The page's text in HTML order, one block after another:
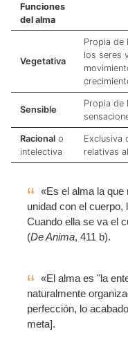
Funciones
del alma
Vegetativa
Propia de
los seres
Sensible
Propia de
Racionalo
intelectiva
Exclusiva
relativas
«Es el alma la que
unidad con el
Cuando ella se va el
(De Anima, 411 b).
«El alma es "la
naturalmente
perfección, lo
meta].